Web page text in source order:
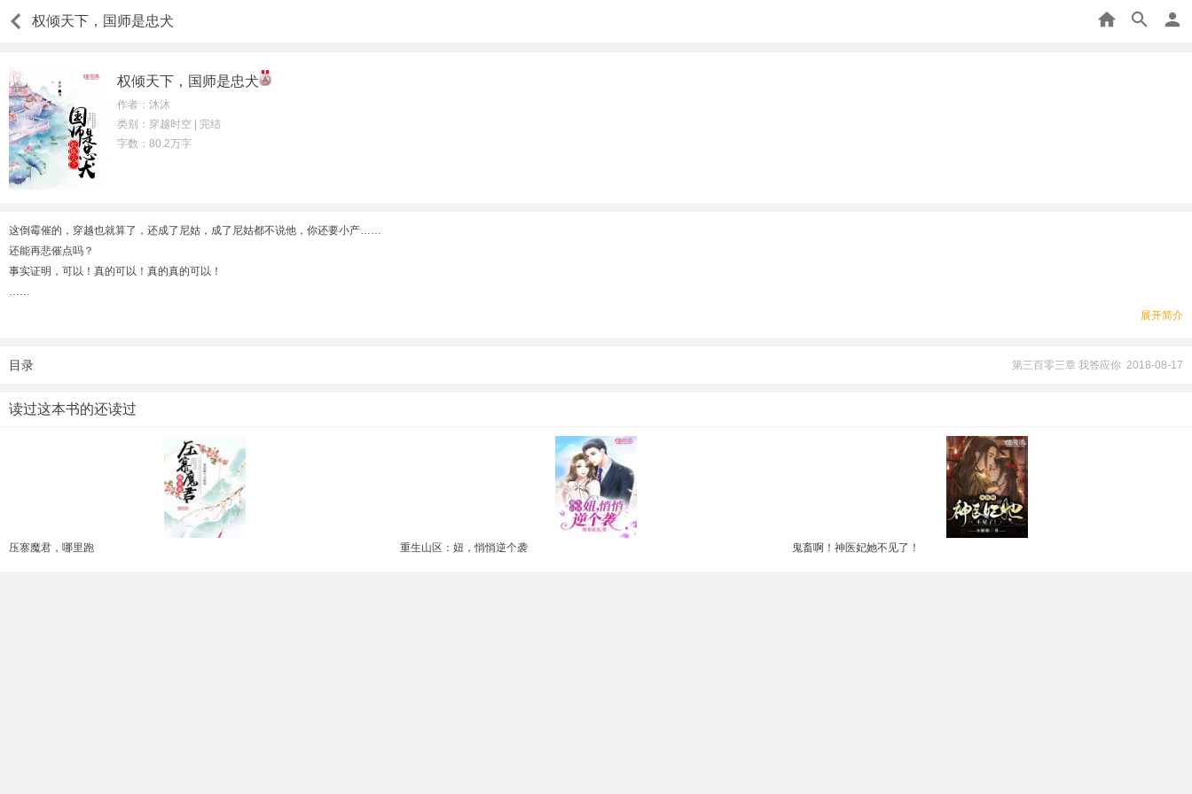
权倾天下，国师是忠犬
权倾天下，国师是忠犬
作者：沐沐
类别：穿越时空 | 完结
字数：80.2万字
这倒霉催的，穿越也就算了，还成了尼姑，成了尼姑都不说他，你还要小产……
还能再悲催点吗？
事实证明，可以！真的可以！真的真的可以！
……
展开简介
目录 第三百零三章 我答应你 2018-08-17
读过这本书的还读过
压寨魔君，哪里跑 重生山区：妞，悄悄逆个袭 鬼畜啊！神医妃她不见了！